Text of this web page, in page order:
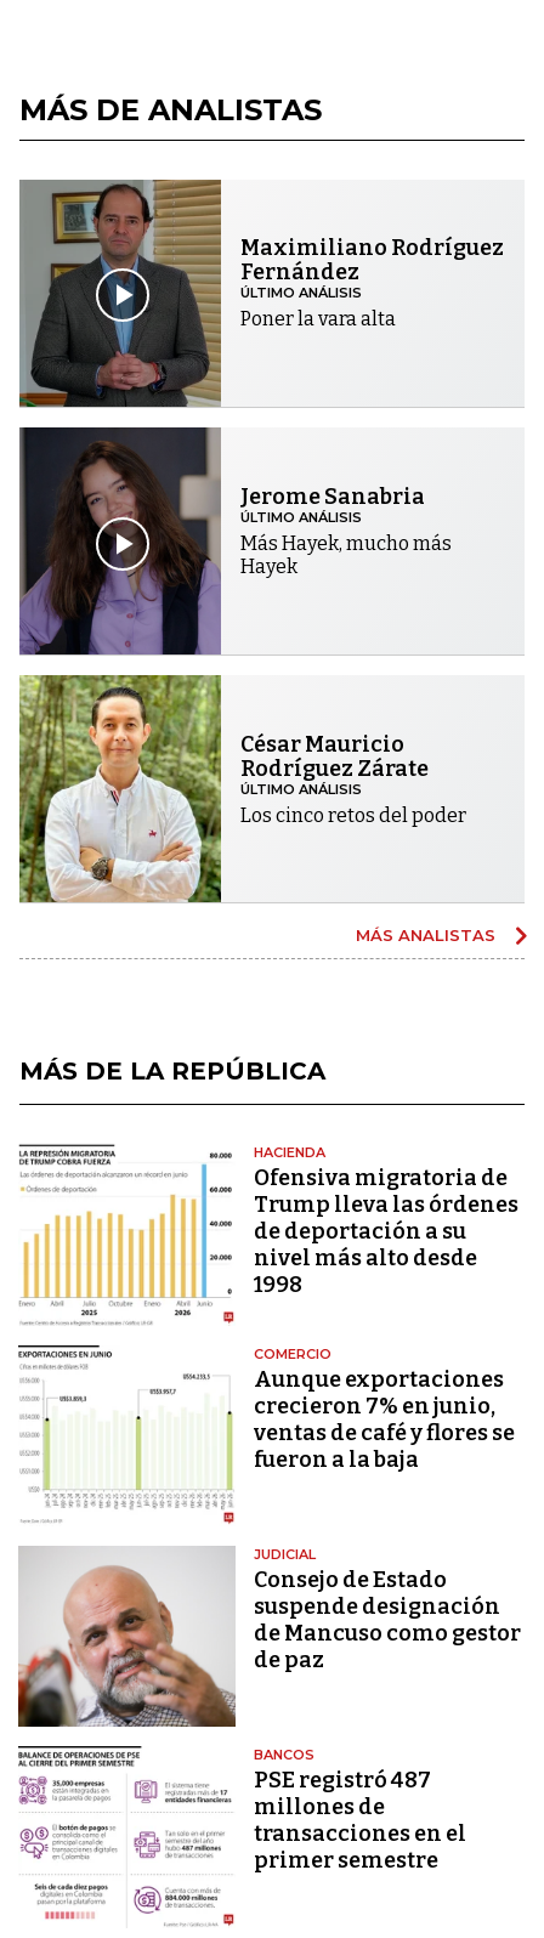
MÁS DE ANALISTAS
Maximiliano Rodríguez
Fernández
ÚLTIMO ANÁLISIS
Poner la vara alta
Jerome Sanabria
ÚLTIMO ANÁLISIS
Más Hayek, mucho más
Hayek
César Mauricio
Rodríguez Zárate
ÚLTIMO ANÁLISIS
Los cinco retos del poder
MÁS ANALISTAS
MÁS DE LA REPÚBLICA
HACIENDA
Ofensiva migratoria de
Trump lleva las órdenes
de deportación a su
nivel más alto desde
1998
COMERCIO
Aunque exportaciones
crecieron 7% en junio,
ventas de café y flores se
fueron a la baja
JUDICIAL
Consejo de Estado
suspende designación
de Mancuso como gestor
de paz
BANCOS
PSE registró 487
millones de
transacciones en el
primer semestre